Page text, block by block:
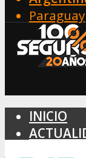
Paraguay
INICIO